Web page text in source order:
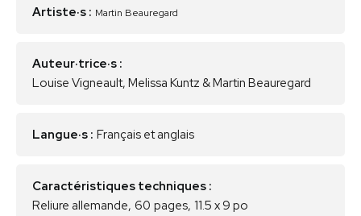
Artiste·s : Martin Beauregard
Auteur·trice·s :
Louise Vigneault, Melissa Kuntz & Martin Beauregard
Langue·s : Français et anglais
Caractéristiques techniques :
Reliure allemande, 60 pages, 11.5 x 9 po